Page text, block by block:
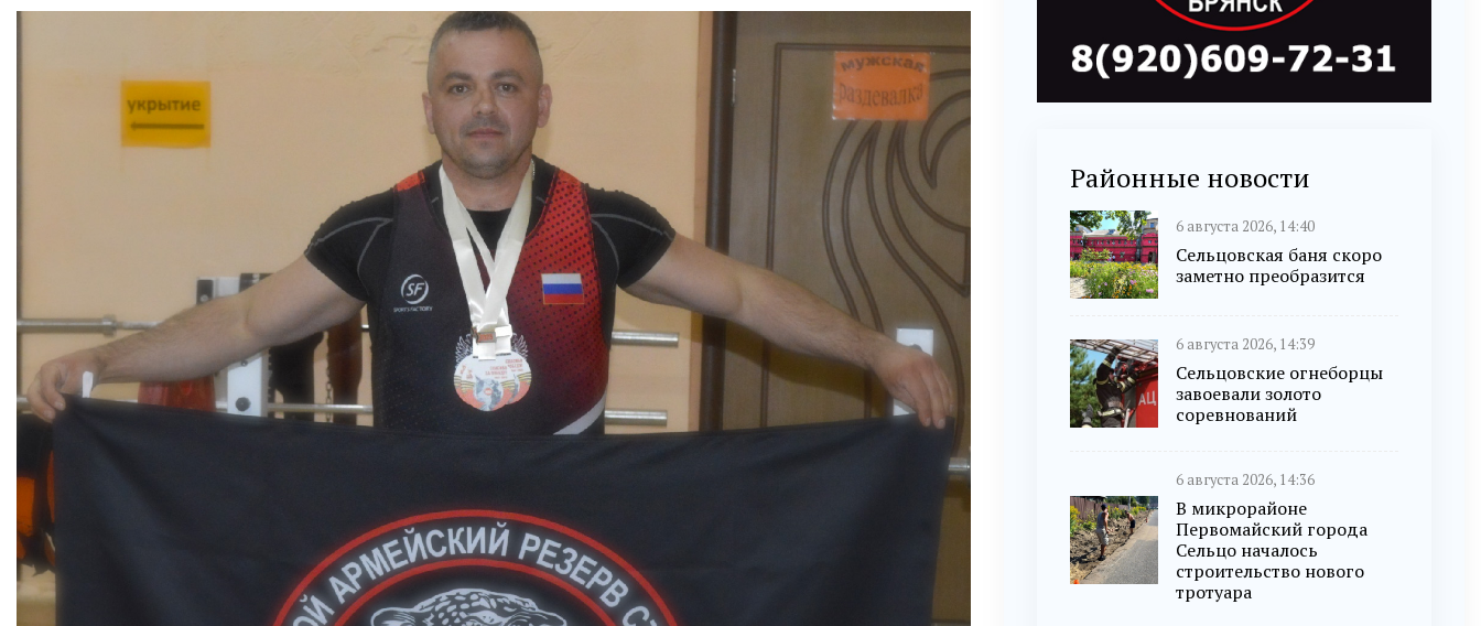
Районные новости
6 августа 2026, 14:40
Сельцовская баня скоро
заметно преобразится
6 августа 2026, 14:39
Сельцовские огнеборцы
завоевали золото
соревнований
6 августа 2026, 14:36
В микрорайоне
Первомайский города
Сельцо началось
строительство нового
тротуара